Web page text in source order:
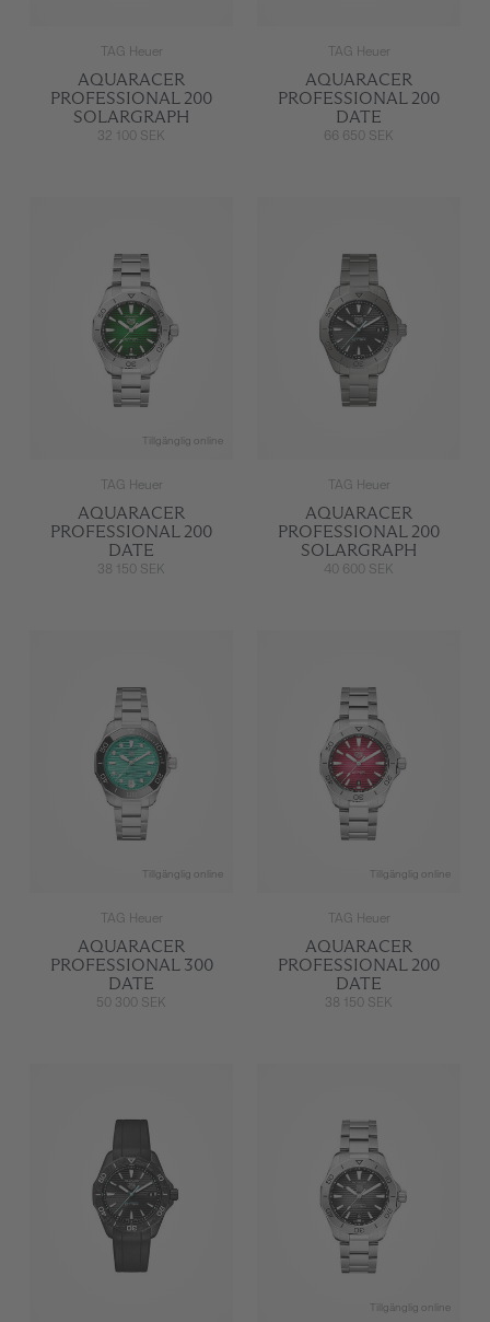
TAG Heuer
AQUARACER
PROFESSIONAL 200
SOLARGRAPH
32 100 SEK
TAG Heuer
AQUARACER
PROFESSIONAL 200
DATE
66 650 SEK
Tillgänglig online
TAG Heuer
AQUARACER
PROFESSIONAL 200
DATE
38 150 SEK
TAG Heuer
AQUARACER
PROFESSIONAL 200
SOLARGRAPH
40 600 SEK
Tillgänglig online
TAG Heuer
AQUARACER
PROFESSIONAL 300
DATE
50 300 SEK
Tillgänglig online
TAG Heuer
AQUARACER
PROFESSIONAL 200
DATE
38 150 SEK
Tillgänglig online